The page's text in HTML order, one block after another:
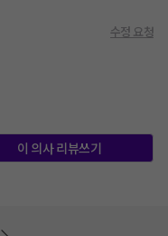
수정 요청
이 의사 리뷰쓰기